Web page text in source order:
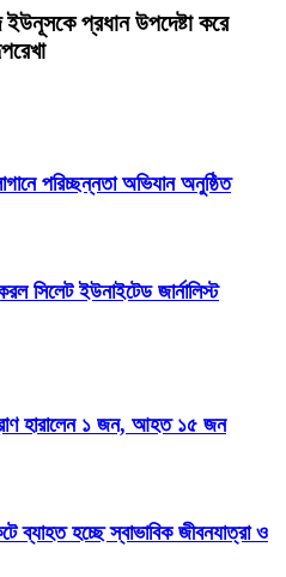
প্রধান উপদেষ্টা করে
পরিচ্ছন্নতা অভিযান অনুষ্ঠিত
সিলেট ইউনাইটেড জার্নালিস্ট
হারালেন ১ জন, আহত ১৫ জন
ব্যাহত হচ্ছে স্বাভাবিক জীবনযাত্রা ও